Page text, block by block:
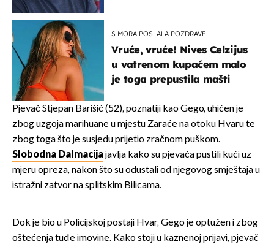
S MORA POSLALA POZDRAVE
Vruće, vruće! Nives Celzijus
u vatrenom kupaćem malo
je toga prepustila mašti
Pjevač Stjepan Barišić (52), poznatiji kao Gego, uhićen je
zbog uzgoja marihuane u mjestu Zaraće na otoku Hvaru te
zbog toga što je susjedu prijetio zračnom puškom.
Slobodna Dalmacijajavlja kako su pjevača pustili kući uz
mjeru opreza, nakon što su odustali od njegovog smještaja u
istražni zatvor na splitskim Bilicama.
Dok je bio u Policijskoj postaji Hvar, Gego je optužen i zbog
oštećenja tuđe imovine. Kako stoji u kaznenoj prijavi, pjevač